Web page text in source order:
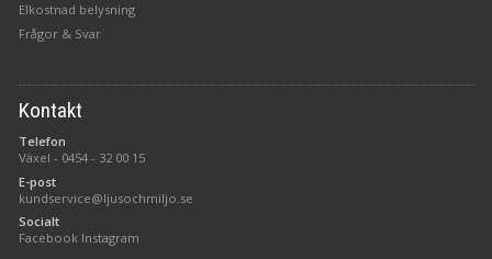
Elkostnad belysning
Frågor & Svar
Kontakt
Telefon
Växel - 0454 - 32 00 15
E-post
kundservice@ljusochmiljo.se
Socialt
Facebook Instagram